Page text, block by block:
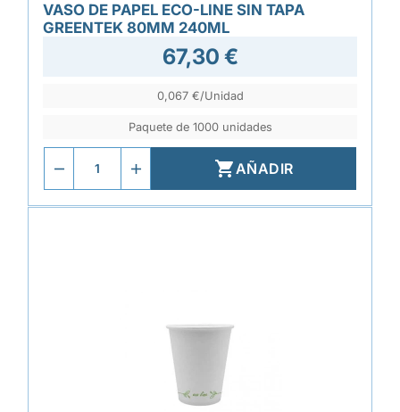
VASO DE PAPEL ECO-LINE SIN TAPA
GREENTEK 80MM 240ML
67,30 €
0,067 €/Unidad
Paquete de 1000 unidades
AÑADIR